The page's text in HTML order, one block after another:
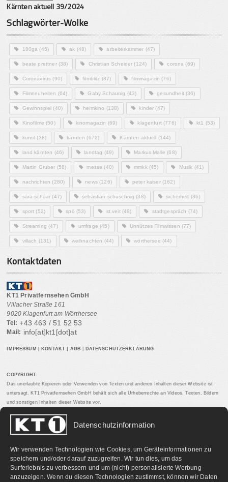
Datenschutzinformation
Wir verwenden Technologien wie Cookies, um Geräteinformationen zu
speichern und/oder darauf zuzugreifen. Wir tun dies, um das
Surferlebnis zu verbessern und um (nicht) personalisierte Werbung
anzuzeigen. Wenn du diesen Technologien zustimmst, können wir Daten
Kärnten aktuell 39/2024
Schlagwörter-Wolke
180ga (45) ak (48) arbeiterkammer (47)
beate prettner(38) Christian Scheider (124) corona (69)
Coronavirus (90) filmblitz (87) filmmagazin (76)
Filmneuheiten (64) Gaby Schaunig (43) gesundheit(36)
Gewinnspiel (40) heimkino (138) kinder (47)
Kinofilme (50) kinomagazin (69) klagenfurt(776) kt1 (53)
kunst (38) kärnten (672) Kärnten aktuell (144)
land kärnten (46) landtag (49) Markus Malle (68)
Martin Gruber (58) messe (40) mmkk(45) Musik (41)
nachrichten (280) news(126) peter kaiser(162)
sara schaar (47) sebastian schuschnig (38) sicherheit (36)
sport (52) spö (53) st.veit(49) stadtgespräch (74)
Streaming (47) umfrage (45) Unnützes Filmwissen (77)
villach (131) weihnachten (44) wörthersee (44)
Kontaktdaten
KT1 Privatfernsehen GmbH
Villacher Straße 161
9020 Klagenfurt am Wörthersee
Tel: +43 463 / 51 52 53
Mail: info[at]kt1[dot]at
IMPRESSUM KONTAKT AGB DATENSCHUTZERKLÄRUNG
COPYRIGHT:
Das unerlaubte Kopieren oder Verwenden von Texten und anderen Inhalten dieser Website ist
untersagt. KT1 Privatfernsehen GmbH behält sich alle Urheberrechte an Videos, Texten, Bildern
und sonstigen Inhalten dieser Website vor.
PARTNERLINKS: